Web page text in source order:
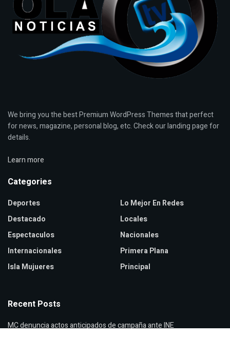
We bring you the best Premium WordPress Themes that perfect
for news, magazine, personal blog, etc. Check our landing page for
details.
Learn more
Categories
Deportes
Destacado
Espectaculos
Internacionales
Isla Mujueres
Lo Mejor En Redes
Locales
Nacionales
Primera Plana
Principal
Recent Posts
MC denuncia actos anticipados de campaña ante INE